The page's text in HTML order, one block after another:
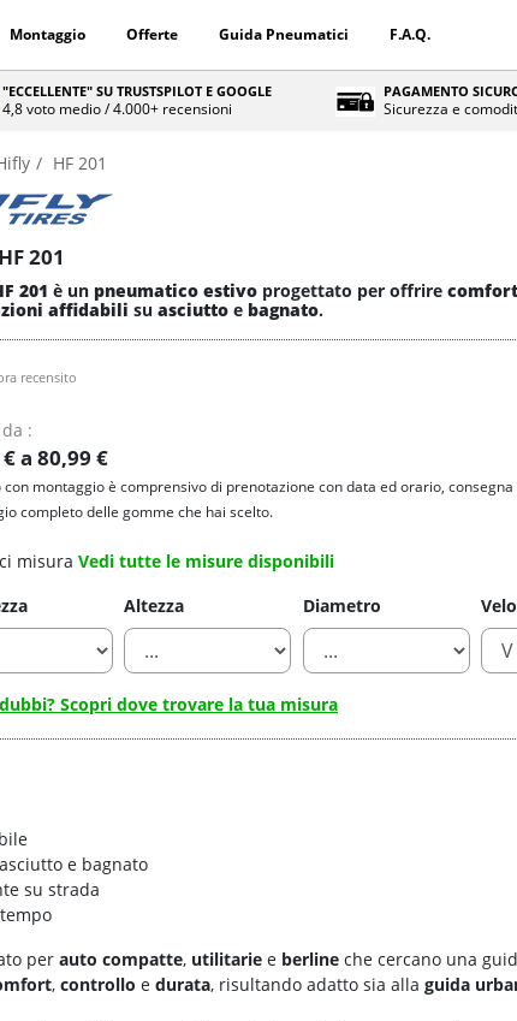
Montaggio Offerte Guida Pneumatici F.A.Q.
"ECCELLENTE" SU TRUSTSPILOT E GOOGLE
4,8 voto medio / 4.000+ recensioni
PAGAMENTO
Sicurezza e
HF 201
201
201 è un pneumatico estivo progettato per offrire
affidabili su asciutto e bagnato.
recensito
:
a 80,99 €
con montaggio è comprensivo di prenotazione con data ed orario,
completo delle gomme che hai scelto.
misura Vedi tutte le misure disponibili
Altezza Diametro
Scopri dove trovare la tua misura
e bagnato
su strada
per auto compatte, utilitarie e berline che cercano una
, controllo e durata, risultando adatto sia alla guida